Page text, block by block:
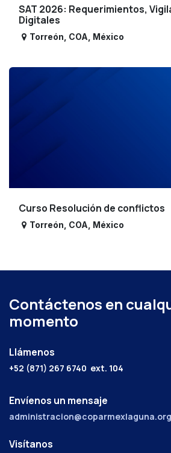
SAT 2026: Requerimientos,
Digitales
Torreón COA México
Curso Resolución de conflictos
Torreón COA México
Contáctenos en
momento
Llámenos
+52 (871) 267 6740 ext. 104
Envíenos un mensaje
Visítanos